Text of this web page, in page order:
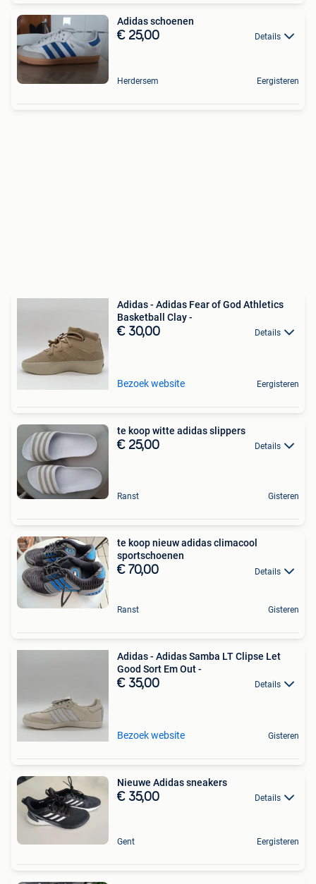
Adidas schoenen
€ 25,00 Details
Herdersem Eergisteren
Adidas - Adidas Fear of God Athletics
Basketball Clay -
€ 30,00 Details
Bezoek website Eergisteren
te koop witte adidas slippers
€ 25,00 Details
Ranst Gisteren
te koop nieuw adidas climacool
sportschoenen
€ 70,00 Details
Ranst Gisteren
Adidas - Adidas Samba LT Clipse Let
Good Sort Em Out -
€ 35,00 Details
Bezoek website Gisteren
Nieuwe Adidas sneakers
€ 35,00 Details
Gent Eergisteren